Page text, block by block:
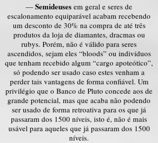
— Semideuses em geral e seres de
escalonamento equiparável acabam recebendo
um desconto de 30% na compra de até três
produtos da loja de diamantes, dracmas ou
rubys. Porém, não é válido para seres
ascendidos, sejam eles “bloods” ou indivíduos
que tenham recebido algum “cargo apoteótico”,
só podendo ser usado caso estes venham a
perder tais vantagens de forma confiável. Um
privilégio que o Banco de Pluto concede aos de
grande potencial, mas que acaba não podendo
ser usado de forma retroativa para os que já
passaram dos 1500 níveis, isto é, não é mais
usável para aqueles que já passaram dos 1500
níveis.